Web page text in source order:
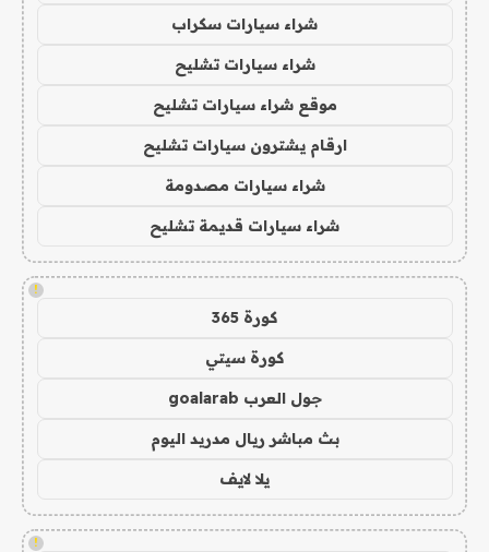
شراء سيارات سكراب
شراء سيارات تشليح
موقع شراء سيارات تشليح
ارقام يشترون سيارات تشليح
شراء سيارات مصدومة
شراء سيارات قديمة تشليح
!
كورة 365
كورة سيتي
جول العرب goalarab
بث مباشر ريال مدريد اليوم
يلا لايف
!